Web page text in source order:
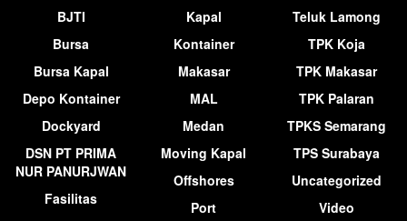
BJTI
Bursa
Bursa Kapal
Depo Kontainer
Dockyard
DSN PT PRIMA
NUR PANURJWAN
Fasilitas
Kapal
Kontainer
Makasar
MAL
Medan
Moving Kapal
Offshores
Port
Teluk Lamong
TPK Koja
TPK Makasar
TPK Palaran
TPKS Semarang
TPS Surabaya
Uncategorized
Video